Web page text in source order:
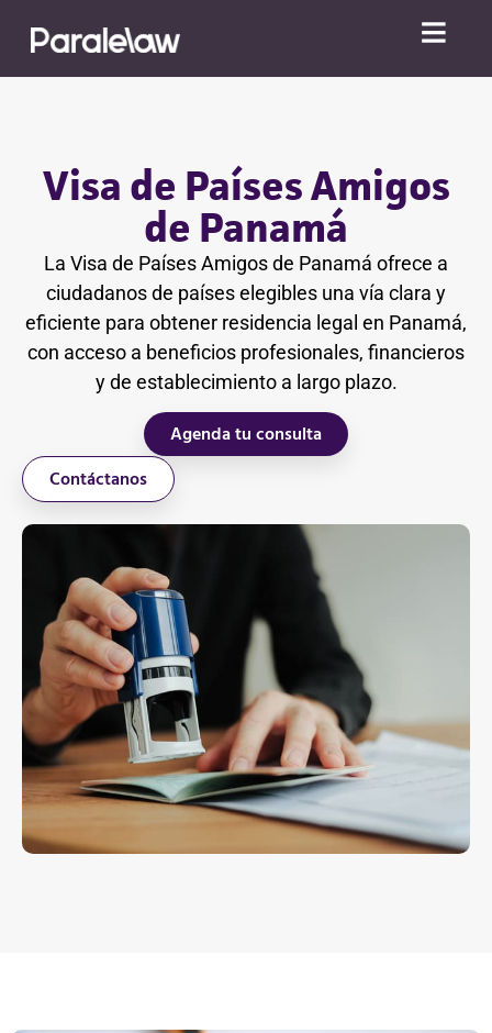
Visa de Países Amigos
de Panamá
La Visa de Países Amigos de Panamá ofrece a
ciudadanos de países elegibles una vía clara y
eficiente para obtener residencia legal en Panamá,
con acceso a beneficios profesionales, financieros
y de establecimiento a largo plazo.
Agenda tu consulta
Contáctanos